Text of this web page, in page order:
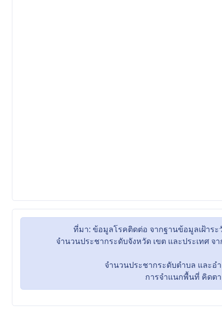
ที่มา: ข้อมูลโรคติดต่อ จากฐานข้อมูลเฝ้าร
จำนวนประชากระดับจังหวัด เขต และประเทศ จา
จำนวนประชากระดับตำบล และอำ
การจำแนกพื้นที่ คิดตาม